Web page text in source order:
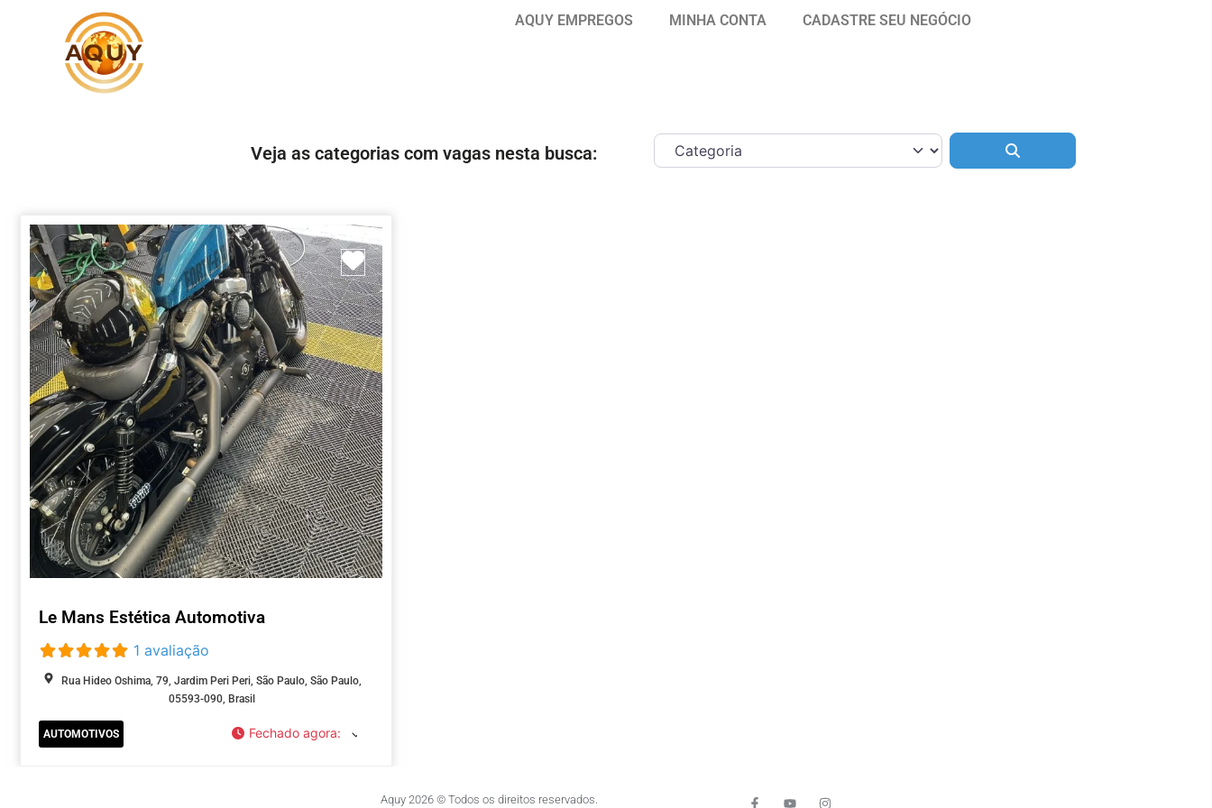
AQUY EMPREGOS MINHA CONTA CADASTRE SEU NEGÓCIO
Veja as categorias com vagas nesta busca:
Marcar como Favorito
Le Mans Estética Automotiva
1 avaliação
Rua Hideo Oshima, 79, Jardim Peri Peri, São Paulo, São Paulo,
05593-090, Brasil
AUTOMOTIVOS Fechado agora:
Aquy 2026 © Todos os direitos reservados.